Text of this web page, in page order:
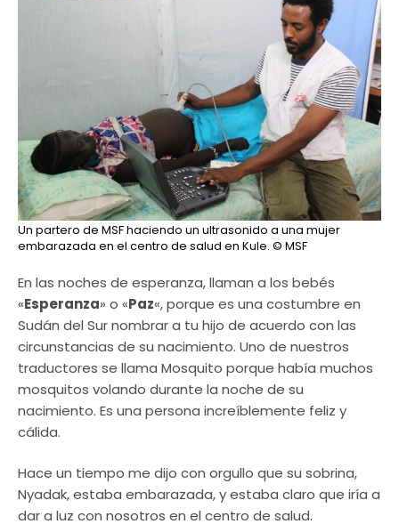
Un partero de MSF haciendo un ultrasonido a una mujer
embarazada en el centro de salud en Kule. © MSF
En las noches de esperanza, llaman a los bebés
«Esperanza» o «Paz«, porque es una costumbre en
Sudán del Sur nombrar a tu hijo de acuerdo con las
circunstancias de su nacimiento. Uno de nuestros
traductores se llama Mosquito porque había muchos
mosquitos volando durante la noche de su
nacimiento. Es una persona increíblemente feliz y
cálida.
Hace un tiempo me dijo con orgullo que su sobrina,
Nyadak, estaba embarazada, y estaba claro que iría a
dar a luz con nosotros en el centro de salud.